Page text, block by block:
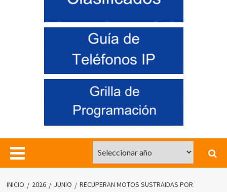
INICIO 2026 JUNIO
RECUPERAN MOTOS SUSTRAIDAS POR